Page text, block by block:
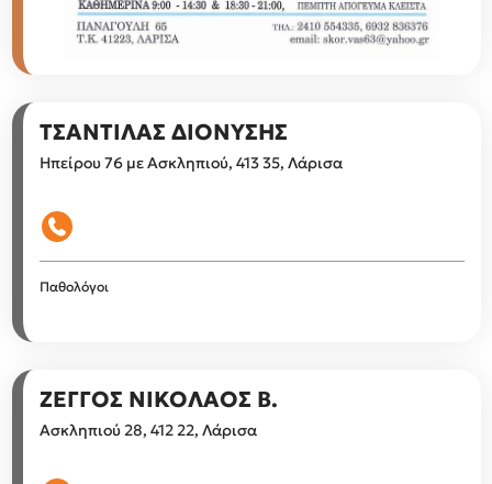
ΤΣΑΝΤΙΛΑΣ ΔΙΟΝΥΣΗΣ
Ηπείρου 76 με Ασκληπιού, 413 35, Λάρισα
Παθολόγοι
ΖΕΓΓΟΣ ΝΙΚΟΛΑΟΣ Β.
Ασκληπιού 28, 412 22, Λάρισα